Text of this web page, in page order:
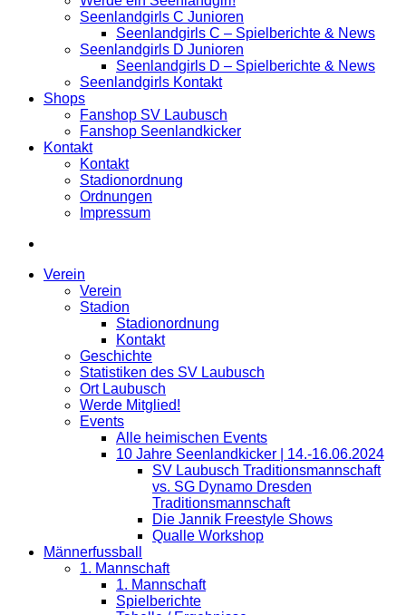
Seenlandgirls C Junioren
Seenlandgirls C – Spielberichte & News
Seenlandgirls D Junioren
Seenlandgirls D – Spielberichte & News
Seenlandgirls Kontakt
Shops
Fanshop SV Laubusch
Fanshop Seenlandkicker
Kontakt
Kontakt
Stadionordnung
Ordnungen
Impressum
Verein
Verein
Stadion
Stadionordnung
Kontakt
Geschichte
Statistiken des SV Laubusch
Ort Laubusch
Werde Mitglied!
Events
Alle heimischen Events
10 Jahre Seenlandkicker | 14.-16.06.2024
SV Laubusch Traditionsmannschaft
vs. SG Dynamo Dresden
Traditionsmannschaft
Die Jannik Freestyle Shows
Qualle Workshop
Männerfussball
1. Mannschaft
1. Mannschaft
Spielberichte